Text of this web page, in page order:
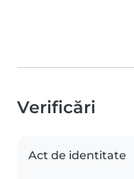
Verificări
Act de identitate